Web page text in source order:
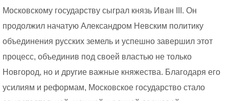
Московскому государству сыграл князь Иван III. Он
продолжил начатую Александром Невским политику
объединения русских земель и успешно завершил этот
процесс, объединив под своей властью не только
Новгород, но и другие важные княжества. Благодаря его
усилиям и реформам, Московское государство стало